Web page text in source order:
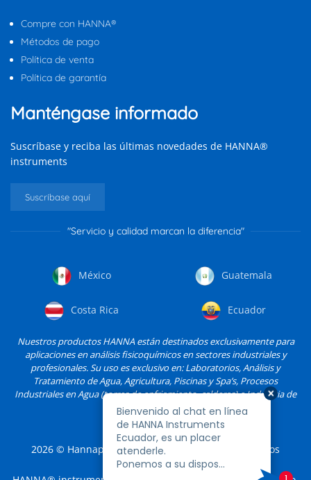
Compre con HANNA®
Métodos de pago
Política de venta
Política de garantía
Manténgase informado
Suscríbase y reciba las últimas novedades de HANNA®
instruments
Suscríbase aquí
"Servicio y calidad marcan la diferencia"
México Guatemala
Costa Rica Ecuador
Nuestros productos HANNA están destinados exclusivamente para
aplicaciones en análisis fisicoquímicos en sectores industriales y
profesionales. Su uso es exclusivo en: Laboratorios, Análisis y
Tratamiento de Agua, Agricultura, Piscinas y Spa’s, Procesos
Industriales en Agua (torres de enfriamiento, calderas) e Industria de
Alimentos, entre otros.
2026 © Hannapro, S.A. de C.V. y sus filiales. Todos los
derechos reservados.